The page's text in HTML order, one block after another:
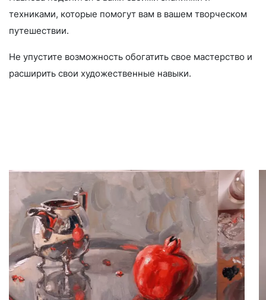
техниками, которые помогут вам в вашем творческом
путешествии.
Не упустите возможность обогатить свое мастерство и
расширить свои художественные навыки.